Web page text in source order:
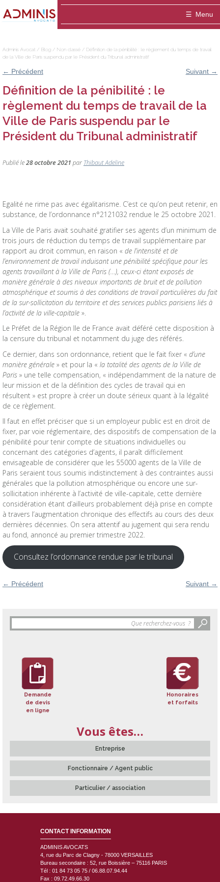
Adminis
Menu
Le cabinet
Médiation
Publications
Entreprise
Fonctionnaire / Agent public
Equipe
Thibaut ADELINE-DELVOLVE
Blog
Adminis Avocat / Blog / Non classé / Définition de la pénibilité : le règlement du temps de travail
de la Ville de Paris suspendu par le Président du Tribunal administratif
← Précédent Suivant →
Définition de la pénibilité : le
règlement du temps de travail de la
Ville de Paris suspendu par le
Président du Tribunal administratif
Publié le28 octobre 2021 par Thibaut Adeline
Egalité ne rime pas avec égalitarisme. C’est ce qu’on peut retenir, en
substance, de l’ordonnance n°2121032 rendue le 25 octobre 2021.
La Ville de Paris avait souhaité gratifier ses agents d’un minimum de
trois jours de réduction du temps de travail supplémentaire par
rapport au droit commun, en raison « de l’intensité et de
l’environnement de travail induisant une pénibilité spécifique pour les
agents travaillant à la Ville de Paris (…), ceux-ci étant exposés de
manière générale à des niveaux importants de bruit et de pollution
atmosphérique et soumis à des conditions de travail particulières du fait
de la sur-sollicitation du territoire et des services publics parisiens liés à
l’activité de la ville-capitale ».
Le Préfet de la Région Ile de France avait déféré cette disposition à
la censure du tribunal et notamment du juge des référés.
Ce dernier, dans son ordonnance, retient que le fait fixer « d’une
manière générale » et pour la « la totalité des agents de la Ville de
Paris » une telle compensation, « indépendamment de la nature de
leur mission et de la définition des cycles de travail qui en
résultent » est propre à créer un doute sérieux quant à la légalité
de ce règlement.
Il faut en effet préciser que si un employeur public est en droit de
fixer, par voie réglementaire, des dispositifs de compensation de la
pénibilité pour tenir compte de situations individuelles ou
concernant des catégories d’agents, il paraît difficilement
envisageable de considérer que les 55000 agents de la Ville de
Paris seraient tous soumis indistinctement à des contraintes aussi
générales que la pollution atmosphérique ou encore une sur-
sollicitation inhérente à l’activité de ville-capitale, cette dernière
considération étant d’ailleurs probablement déjà prise en compte
à travers l’augmentation chronique des effectifs au cours des deux
dernières décennies. On sera attentif au jugement qui sera rendu
au fond, annoncé au premier trimestre 2022.
Consultez l’ordonnance rendue par le tribunal
← Précédent Suivant →
Objet
de
Demande
de devis
en ligne
Honoraires
et forfaits
Vous êtes…
Entreprise
Fonctionnaire / Agent public
Particulier / association
CONTACT INFORMATION
ADMINIS AVOCATS
4, rue du Parc de Clagny - 78000 VERSAILLES
Bureau secondaire : 52, rue Boissière – 75116 PARIS
Tél : 01 84 73 05 75 / 06.88.07.94.44
Fax : 09.72.49.66.30